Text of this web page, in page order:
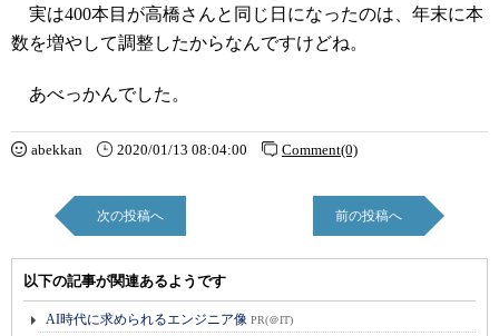
実は400本目が高橋さんと同じ日になったのは、年末に本
数を増やして調整したからなんですけどね。
あべっかんでした。
abekkan 2020/01/13 08:04:00 Comment(0)
次の投稿へ 前の投稿へ
以下の記事が関連あるようです
AI時代に求められるエンジニア像 PR(＠IT)